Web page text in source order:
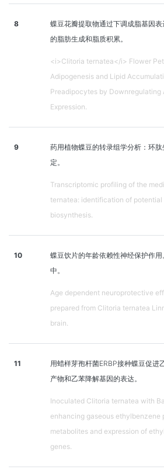
8
蝶豆花瓣提取物通过下调成脂基因
的脂肪生成和脂质积累。
<i>Clitoria ternatea</i> Flower
Adipogenesis and Lipid
Preadipocytes by Downregulating
Expression.
9
药用植物蝶豆的转录组学分析：环
定。
Transcriptomic profiling of the
ternatea: identification of
biosynthesis.
10
蝶豆饮片的年龄依赖性神经保护作
中。
Age dependent neuroprotective
prepared from Clitoria ternatea
brain.
11
用蜡样芽孢杆菌ERBP接种蝶豆促进
产物和乙苯降解基因的表达。
Inoculated Clitoria ternatea with
enhancing gaseous ethylbenzene
metabolites and expression of
genes.